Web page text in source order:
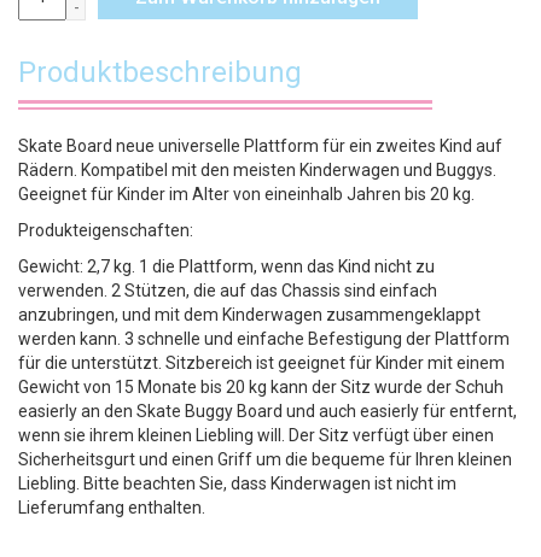
-
Produktbeschreibung
Skate Board neue universelle Plattform für ein zweites Kind auf
Rädern. Kompatibel mit den meisten Kinderwagen und Buggys.
Geeignet für Kinder im Alter von eineinhalb Jahren bis 20 kg.
Produkteigenschaften:
Gewicht: 2,7 kg. 1 die Plattform, wenn das Kind nicht zu
verwenden. 2 Stützen, die auf das Chassis sind einfach
anzubringen, und mit dem Kinderwagen zusammengeklappt
werden kann. 3 schnelle und einfache Befestigung der Plattform
für die unterstützt. Sitzbereich ist geeignet für Kinder mit einem
Gewicht von 15 Monate bis 20 kg kann der Sitz wurde der Schuh
easierly an den Skate Buggy Board und auch easierly für entfernt,
wenn sie ihrem kleinen Liebling will. Der Sitz verfügt über einen
Sicherheitsgurt und einen Griff um die bequeme für Ihren kleinen
Liebling. Bitte beachten Sie, dass Kinderwagen ist nicht im
Lieferumfang enthalten.